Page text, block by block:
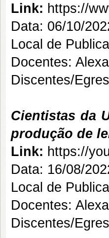
Link: https://
Data: 06/10/
Local de
Docentes:
Discentes/
Cientistas da
produção de
Link: https://
Data: 16/08/
Local de
Docentes:
Discentes/